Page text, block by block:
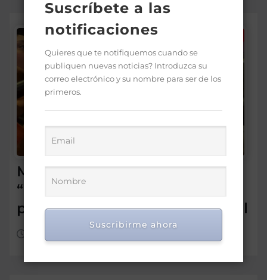
Morrison insta a diputados a
“leer más” antes de criticar
préstamo para seguridad vial
Suscríbete a las
notificaciones
Quieres que te notifiquemos cuando se
publiquen nuevas noticias? Introduzca su
correo electrónico y su nombre para ser de los
primeros.
Suscribirme ahora